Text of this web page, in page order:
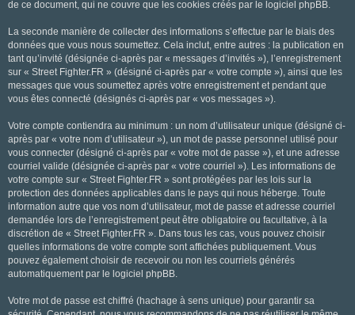
de ce document, qui ne couvre que les cookies créés par le logiciel phpBB.
La seconde manière de collecter des informations s’effectue par le biais des
données que vous nous soumettez. Cela inclut, entre autres : la publication en
tant qu’invité (désignée ci-après par « messages d’invités »), l’enregistrement
sur « Street Fighter.FR » (désigné ci-après par « votre compte »), ainsi que les
messages que vous soumettez après votre enregistrement et pendant que
vous êtes connecté (désignés ci-après par « vos messages »).
Votre compte contiendra au minimum : un nom d’utilisateur unique (désigné ci-
après par « votre nom d’utilisateur »), un mot de passe personnel utilisé pour
vous connecter (désigné ci-après par « votre mot de passe »), et une adresse
courriel valide (désignée ci-après par « votre courriel »). Les informations de
votre compte sur « Street Fighter.FR » sont protégées par les lois sur la
protection des données applicables dans le pays qui nous héberge. Toute
information autre que vos nom d’utilisateur, mot de passe et adresse courriel
demandée lors de l’enregistrement peut être obligatoire ou facultative, à la
discrétion de « Street Fighter.FR ». Dans tous les cas, vous pouvez choisir
quelles informations de votre compte sont affichées publiquement. Vous
pouvez également choisir de recevoir ou non les courriels générés
automatiquement par le logiciel phpBB.
Votre mot de passe est chiffré (hachage à sens unique) pour garantir sa